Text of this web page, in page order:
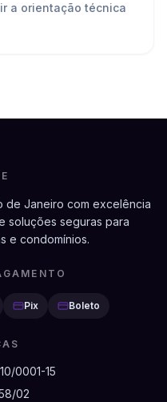
a orientação técnica
de Janeiro com excelência
soluções seguras para
e condomínios.
Pix Boleto
0001-15
02